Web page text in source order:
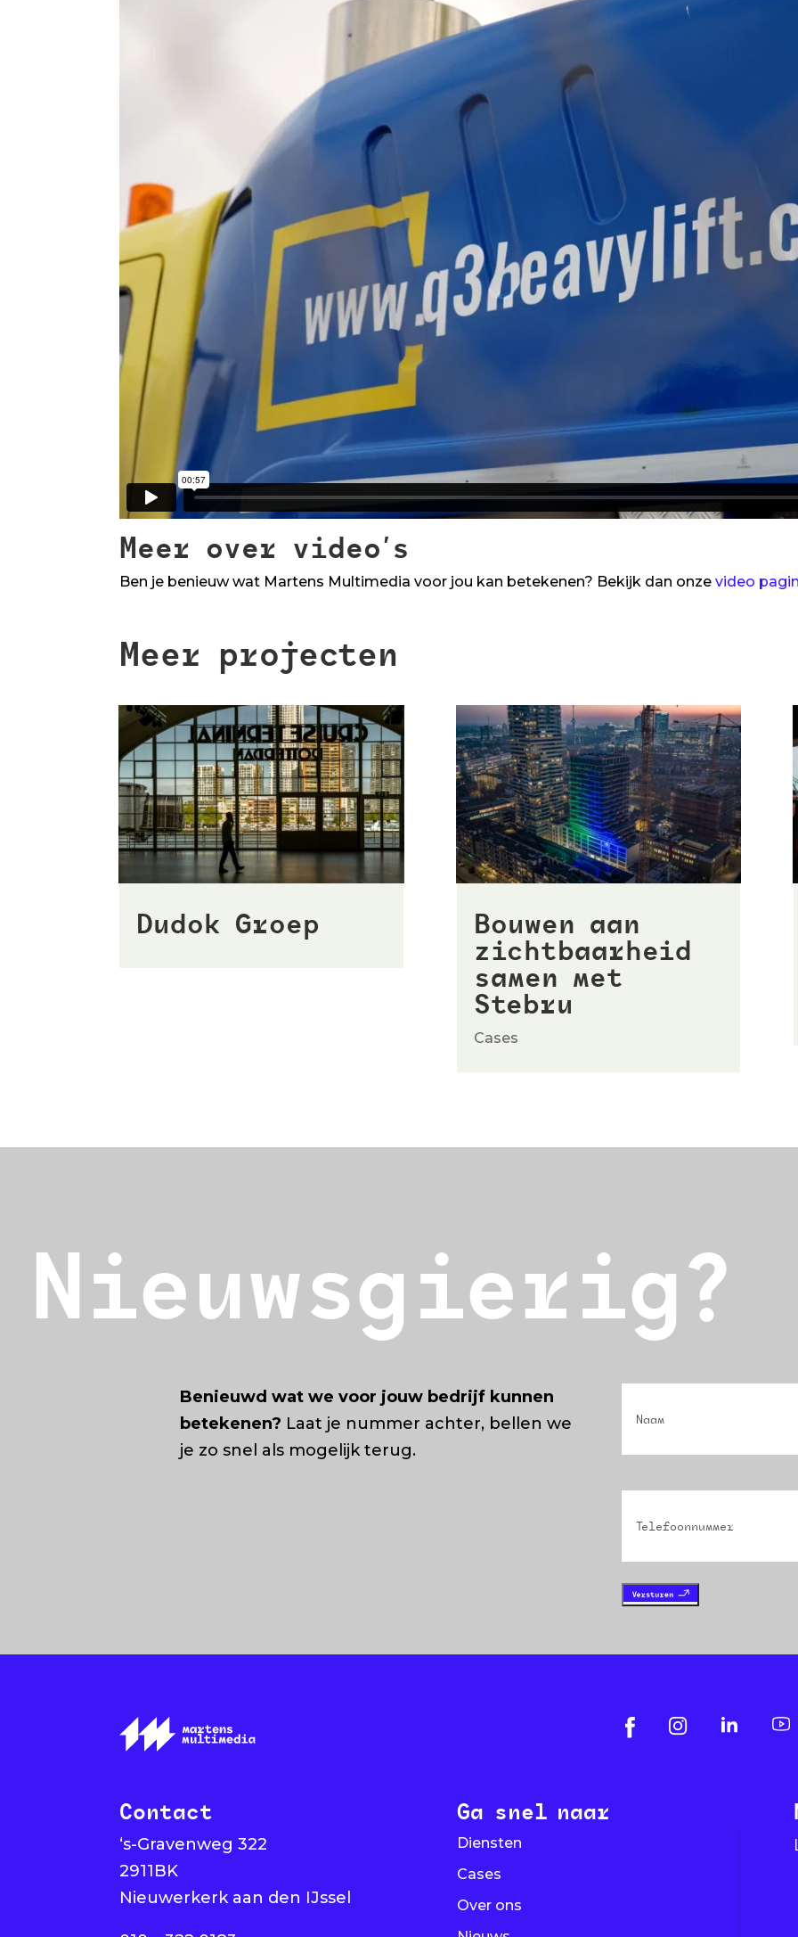
Meer over video’s
Ben je benieuw wat Martens Multimedia voor jou kan betekenen? Bekijk dan onzevideo
Meer projecten
Dudok Groep Bouwen aan
zichtbaarheid
samen met
Stebru
Cases
Nieuwsgierig?
Benieuwd wat we voor jouw bedrijf kunnen
betekenen? Laat je nummer achter, bellen we
je zo snel als mogelijk terug.
Contact
‘s-Gravenweg 322
2911BK
Nieuwerkerk aan den IJssel
Ga snel naar
Diensten
Cases
Over ons